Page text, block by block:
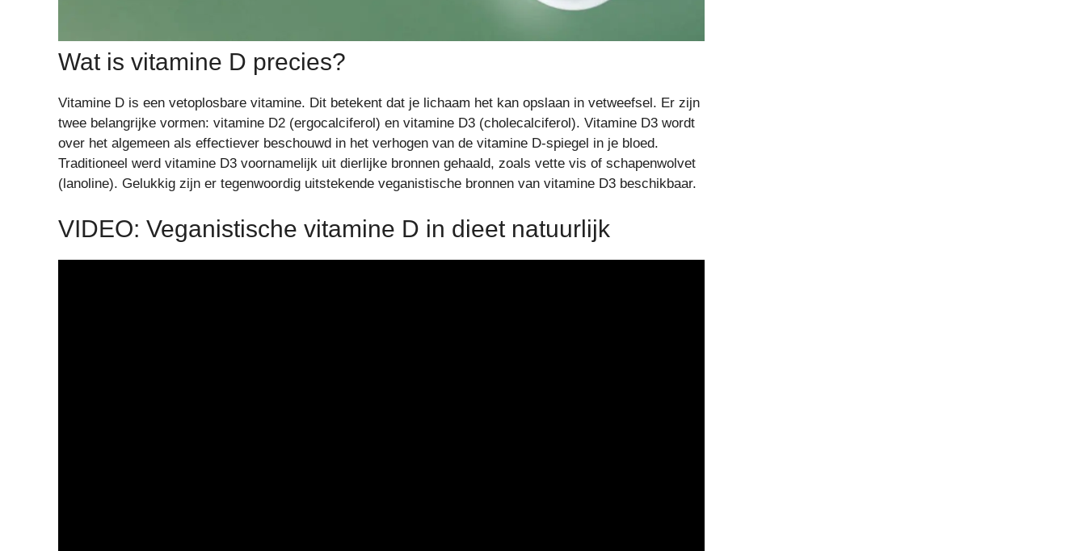
Wat is vitamine D precies?
Vitamine D is een vetoplosbare vitamine. Dit betekent dat je lichaam het kan opslaan in vetweefsel. Er zijn
twee belangrijke vormen: vitamine D2 (ergocalciferol) en vitamine D3 (cholecalciferol). Vitamine D3 wordt
over het algemeen als effectiever beschouwd in het verhogen van de vitamine D-spiegel in je bloed.
Traditioneel werd vitamine D3 voornamelijk uit dierlijke bronnen gehaald, zoals vette vis of schapenwolvet
(lanoline). Gelukkig zijn er tegenwoordig uitstekende veganistische bronnen van vitamine D3 beschikbaar.
VIDEO: Veganistische vitamine D in dieet natuurlijk